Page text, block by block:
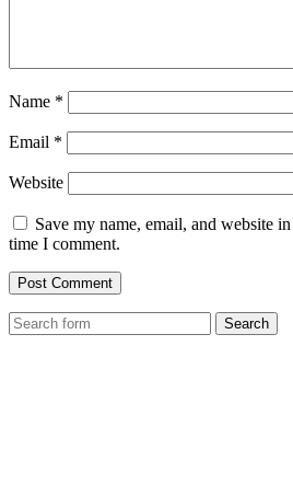
Name *
Email *
Website
Save my name, email, and website
time I comment.